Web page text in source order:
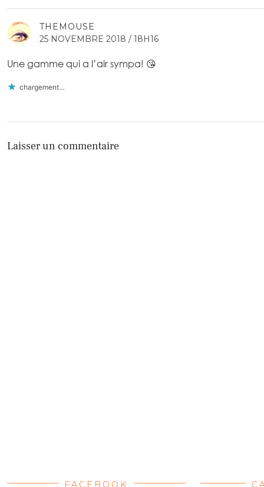
THEMOUSE
25 NOVEMBRE 2018 / 18H16
Une gamme qui a l’air sympa! 😘
chargement…
Laisser un commentaire
FACEBOOK